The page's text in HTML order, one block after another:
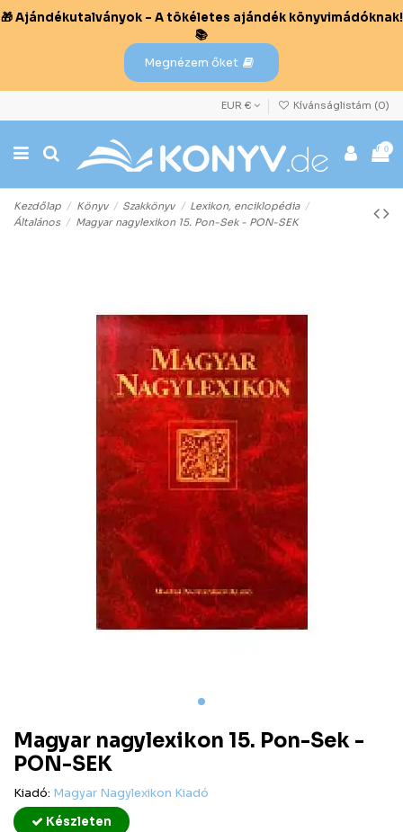
🎁 Ajándékutalványok – A tökéletes ajándék könyvimádóknak!
📚
Megnézem őket
EUR € Kívánságlistám (0)
0
Kezdőlap Könyv Szakkönyv
Lexikon, enciklopédia
Általános
Magyar nagylexikon 15. Pon-Sek - PON-SEK
Magyar nagylexikon 15. Pon-Sek -
PON-SEK
Kiadó: Magyar Nagylexikon Kiadó
Készleten